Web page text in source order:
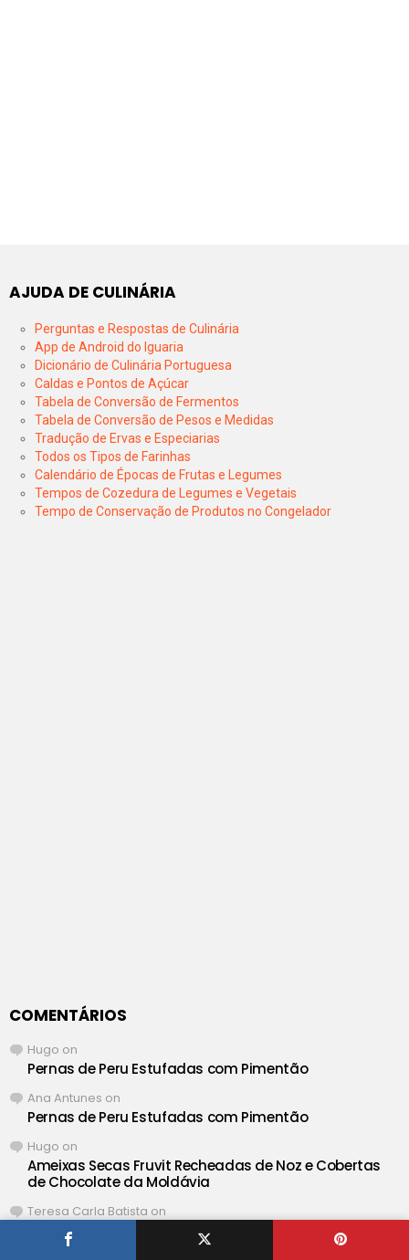
AJUDA DE CULINÁRIA
Perguntas e Respostas de Culinária
App de Android do Iguaria
Dicionário de Culinária Portuguesa
Caldas e Pontos de Açúcar
Tabela de Conversão de Fermentos
Tabela de Conversão de Pesos e Medidas
Tradução de Ervas e Especiarias
Todos os Tipos de Farinhas
Calendário de Épocas de Frutas e Legumes
Tempos de Cozedura de Legumes e Vegetais
Tempo de Conservação de Produtos no Congelador
COMENTÁRIOS
Hugo on
Pernas de Peru Estufadas com Pimentão
Ana Antunes on
Pernas de Peru Estufadas com Pimentão
Hugo on
Ameixas Secas Fruvit Recheadas de Noz e Cobertas
de Chocolate da Moldávia
Teresa Carla Batista on
Ameixas Secas Fruvit Recheadas de Noz e Cobertas
de Chocolate da Moldávia